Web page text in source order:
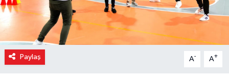
Paylaş A- A+